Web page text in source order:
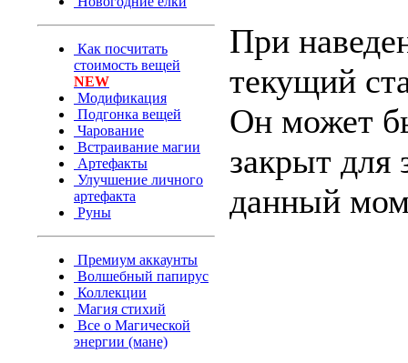
Как посчитать
стоимость вещей
NEW
Модификация
Подгонка вещей
Чарование
Встраивание магии
Артефакты
Улучшение личного
артефакта
Руны
Премиум аккаунты
Волшебный папирус
Коллекции
Магия стихий
Все о Магической
энергии (мане)
При
текущий
Он может
закрыт для
данный